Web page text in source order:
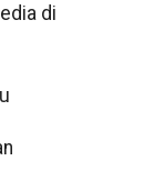
di